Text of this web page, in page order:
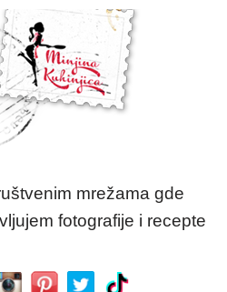
mrežama gde
fotografije i recepte